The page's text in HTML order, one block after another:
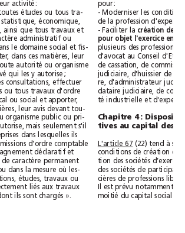
principal de leur activité:
1° Effectuer toutes études ou tous tra-
vaux d'ordre statistique, économique,
administratif, ainsi que tous travaux et
études à caractère administratif ou
technique, dans le domaine social et fis-
cal, et apporter, dans ces matières, leur
avis devant toute autorité ou organisme
2° Donner des consultations, effectuer
toutes études ou tous travaux d'ordre
juridique, fiscal ou social et apporter,
dans ces matières, leur avis devant tou-
te autorité ou organisme public ou pri-
s'agit d'entreprises dans lesquelles ils
assurent des missions d'ordre comptable
ou d'accompagnement déclaratif et
administratif de caractère permanent
ou habituel ou dans la mesure où les-
dits consultations, études, travaux ou
avis sont directement liés aux travaux
comptables dont ils sont chargés ».
pour:
L'article 67